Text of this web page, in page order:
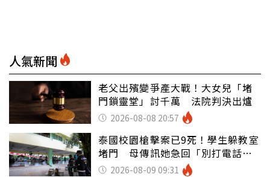
人氣新聞
老父出殯變爭產大戰！大女兒「堵
門鎖靈堂」討千萬 法院判決出爐
2026-08-08 20:57
泰國校園槍擊案已9死！學生躲教室
堵門 母傳訊她急回「別打電話怕
鈴響」
2026-08-09 09:31